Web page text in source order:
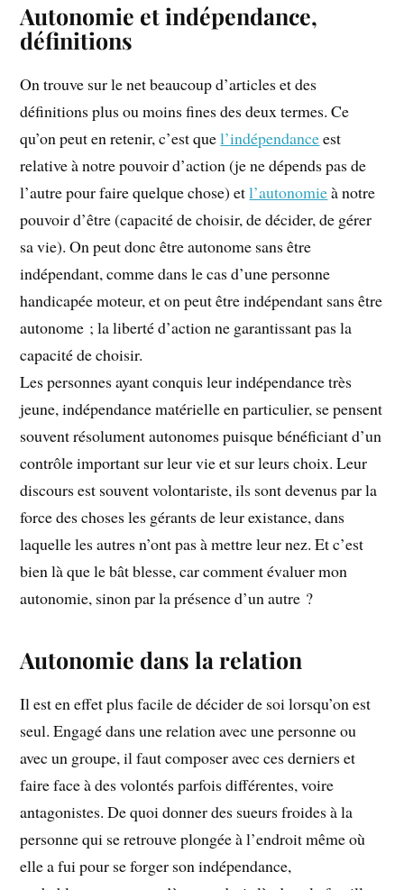
Autonomie et indépendance,
définitions
On trouve sur le net beaucoup d’articles et des
définitions plus ou moins fines des deux termes. Ce
qu’on peut en retenir, c’est quel’indépendanceest
relative à notre pouvoir d’action (je ne dépends pas de
l’autre pour faire quelque chose) etl’autonomieà notre
pouvoir d’être (capacité de choisir, de décider, de gérer
sa vie). On peut donc être autonome sans être
indépendant, comme dans le cas d’une personne
handicapée moteur, et on peut être indépendant sans être
autonome ; la liberté d’action ne garantissant pas la
capacité de choisir.
Les personnes ayant conquis leur indépendance très
jeune, indépendance matérielle en particulier, se pensent
souvent résolument autonomes puisque bénéficiant d’un
contrôle important sur leur vie et sur leurs choix. Leur
discours est souvent volontariste, ils sont devenus par la
force des choses les gérants de leur existance, dans
laquelle les autres n’ont pas à mettre leur nez. Et c’est
bien là que le bât blesse, car comment évaluer mon
autonomie, sinon par la présence d’un autre ?
Autonomie dans la relation
Il est en effet plus facile de décider de soi lorsqu’on est
seul. Engagé dans une relation avec une personne ou
avec un groupe, il faut composer avec ces derniers et
faire face à des volontés parfois différentes, voire
antagonistes. De quoi donner des sueurs froides à la
personne qui se retrouve plongée à l’endroit même où
elle a fui pour se forger son indépendance,